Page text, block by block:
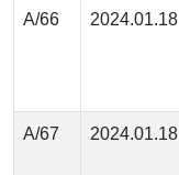
А/66 2024.01.18
А/67 2024.01.18